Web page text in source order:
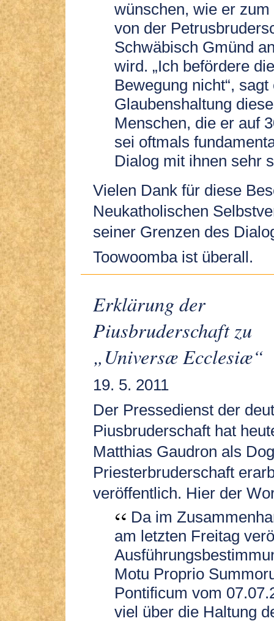
wünschen, wie er
von der
Schwäbisch Gmünd
wird. „Ich befördere
Bewegung nicht“, sagt
Glaubenshaltung
Menschen, die er auf
sei oftmals
Dialog mit ihnen sehr
Vielen Dank für diese
Neukatholischen
seiner Grenzen des
Toowoomba ist überall.
Erklärung der
Piusbruderschaft zu
„Universæ Ecclesiæ“
19. 5. 2011
Der Pressedienst der
Piusbruderschaft hat
Matthias Gaudron als
Priesterbruderschaft
veröffentlich. Hier der
Da im
am letzten Freitag
Motu Proprio
Pontificum vom
viel über die Haltung